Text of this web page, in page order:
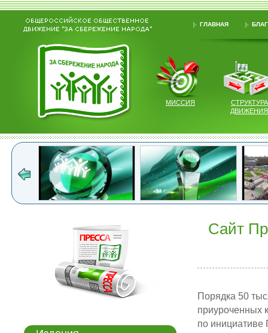
ГЛАВНАЯ
МИССИЯ
СТРУКТУРА
ДВИЖЕНИЯ
Сайт
Порядка 50
приуроченных
по инициативе